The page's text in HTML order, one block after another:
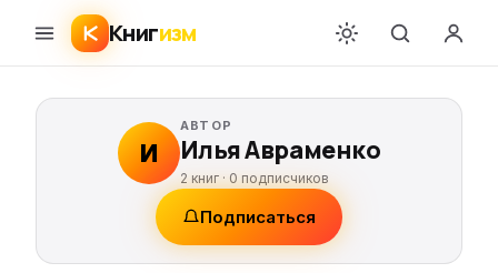
Книгизм
И
АВТОР
Илья Авраменко
2 книг · 0 подписчиков
Подписаться